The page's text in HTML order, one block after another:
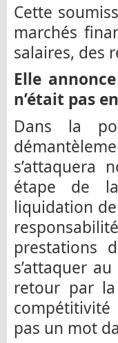
Cette
marchés
salaires, des
Elle
n’était pas
Dans la
s’attaquera
étape de
liquidation
prestations
s’attaquer
retour par
pas un mot